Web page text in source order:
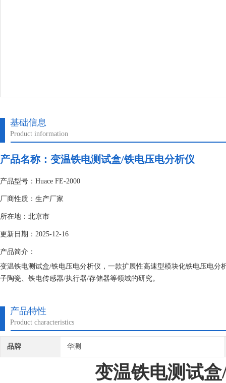
基础信息
Product information
产品名称： 变温铁电测试盒/铁电压电分析仪
产品型号：Huace FE-2000
厂商性质：生产厂家
所在地：北京市
更新日期：2025-12-16
产品简介：
变温铁电测试盒/铁电压电分析仪，一款扩展性高速型模块化铁电压电
子陶瓷、铁电传感器/执行器/存储器等领域的研究。
产品特性
Product characteristics
品牌 华测
变温铁电测试